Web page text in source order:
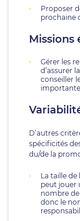
Proposer
prochaine
Missions
Gérer les
d’assurer
conseiller
D’autres
spécificités
du/de la
La taille de
peut jouer
nombre
donc le